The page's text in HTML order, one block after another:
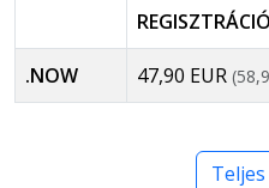
REGISZTRÁCIÓ
.NOW 47,90 EUR